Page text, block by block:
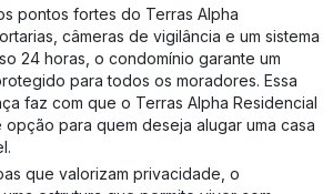
pontos fortes do Terras Alpha
câmeras de vigilância e um sistema
24 horas, o condomínio garante um
para todos os moradores. Essa
faz com que o Terras Alpha Residencial
opção para quem deseja alugar uma casa
que valorizam privacidade, o